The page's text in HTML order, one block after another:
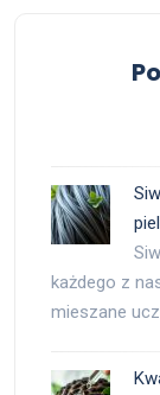
każdego z
mieszane